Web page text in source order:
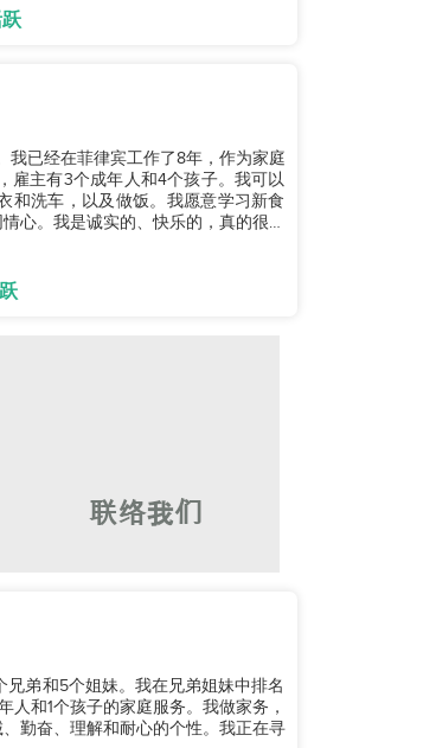
我已经在菲律宾工作了8年，作为家庭
雇主有3个成年人和4个孩子。我可以
和洗车，以及做饭。我愿意学习新食
心。我是诚实的、快乐的，真的很爱
弟和5个姐妹。我在兄弟姐妹中排名
和1个孩子的家庭服务。我做家务，
勤奋、理解和耐心的个性。我正在寻